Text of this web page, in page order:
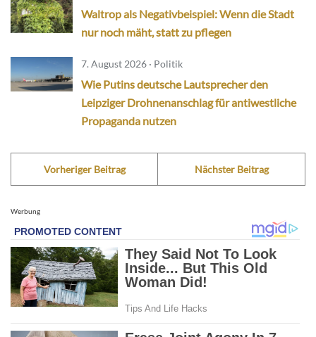
Waltrop als Negativbeispiel: Wenn die Stadt
nur noch mäht, statt zu pflegen
7. August 2026 · Politik
Wie Putins deutsche Lautsprecher den
Leipziger Drohnenanschlag für antiwestliche
Propaganda nutzen
Vorheriger Beitrag Nächster Beitrag
Werbung